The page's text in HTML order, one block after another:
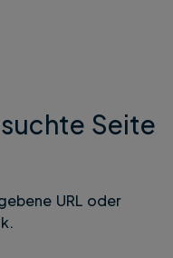
Seite
URL oder